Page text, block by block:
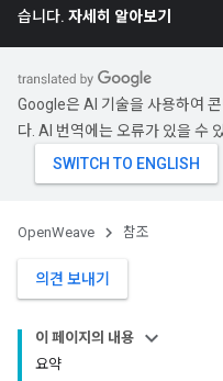
습니다. 자세히 알아보기
Google은 AI 기술을 사용하여
다. AI 번역에는 오류가 있을 수
OpenWeave 참조
의견 보내기
이 페이지의 내용
요약